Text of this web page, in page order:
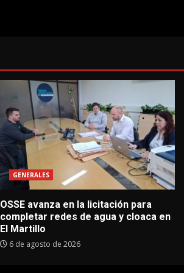
GENERALES
OSSE avanza en la licitación para
completar redes de agua y cloaca en
El Martillo
6 de agosto de 2026